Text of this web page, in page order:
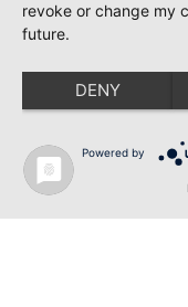
revoke or change my
future.
DENY
Powered by